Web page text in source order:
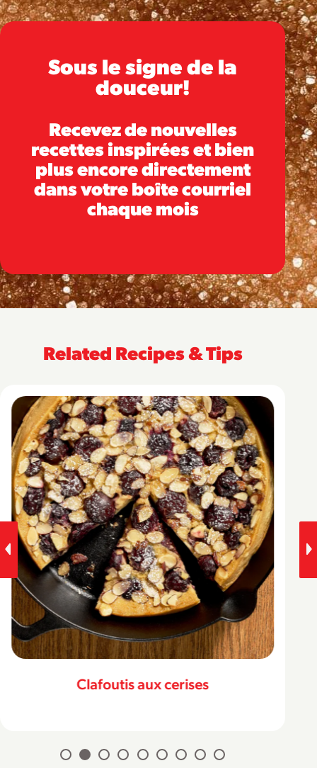
Sous le signe de la
douceur!
Recevez de nouvelles
recettes inspirées et bien
plus encore directement
dans votre boîte courriel
chaque mois
Related Recipes & Tips
Clafoutis aux cerises